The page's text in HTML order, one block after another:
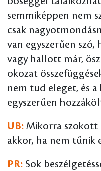
semmiképpen nem
csak
van egyszerűen
vagy hallott már,
okozat
nem tud eleget, és
egyszerűen
UB: Mikorra szokott
akkor, ha nem tűnik
PR: Sok